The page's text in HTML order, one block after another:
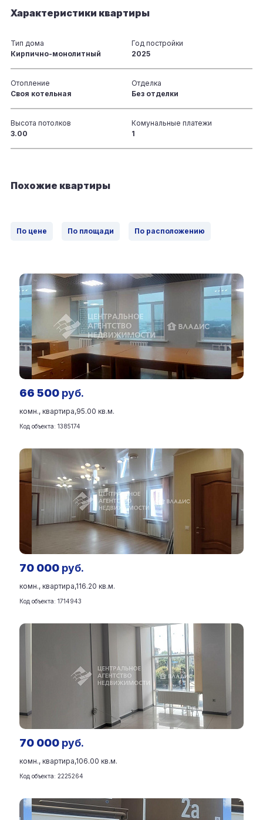
Характеристики квартиры
Тип дома
Кирпично-монолитный
Год постройки
2025
Отопление
Своя котельная
Отделка
Без отделки
Высота потолков
3.00
Комунальные платежи
1
Похожие квартиры
По цене По площади По расположению
66 500 руб.
комн., квартира,95.00 кв.м.
Код объекта: 1385174
70 000 руб.
комн., квартира,116.20 кв.м.
Код объекта: 1714943
70 000 руб.
комн., квартира,106.00 кв.м.
Код объекта: 2225264